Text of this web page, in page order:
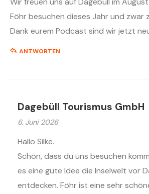
Föhr besuchen dieses Jahr und zwar
Dank eurem Podcast sind wir jetzt
ANTWORTEN
Dagebüll Tourismus GmbH
6. Juni 2026
Hallo Silke.
Schön, dass du uns besuchen
es eine gute Idee die Inselwelt vor
entdecken. Föhr ist eine sehr